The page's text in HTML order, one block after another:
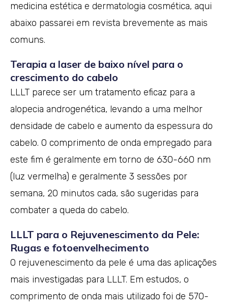
medicina estética e dermatologia cosmética, aqui
abaixo passarei em revista brevemente as mais
comuns.
Terapia a laser de baixo nível para o
crescimento do cabelo
LLLT parece ser um tratamento eficaz para a
alopecia androgenética, levando a uma melhor
densidade de cabelo e aumento da espessura do
cabelo. O comprimento de onda empregado para
este fim é geralmente em torno de 630-660 nm
(luz vermelha) e geralmente 3 sessões por
semana, 20 minutos cada, são sugeridas para
combater a queda do cabelo.
LLLT para o Rejuvenescimento da Pele:
Rugas e fotoenvelhecimento
O rejuvenescimento da pele é uma das aplicações
mais investigadas para LLLT. Em estudos, o
comprimento de onda mais utilizado foi de 570-